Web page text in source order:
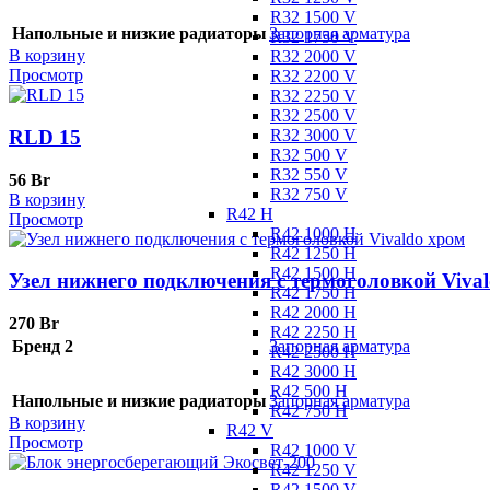
R32 1500 V
R32 1750 V
R32 2000 V
R32 2200 V
R32 2250 V
R32 2500 V
R32 3000 V
R32 500 V
R32 550 V
R32 750 V
R42 H
R42 1000 H
R42 1250 H
R42 1500 H
R42 1750 H
R42 2000 H
R42 2250 H
R42 2500 H
R42 3000 H
R42 500 H
R42 750 H
R42 V
R42 1000 V
R42 1250 V
Напольные и низкие радиаторыЗапорная арматура
В корзину
Просмотр
RLD 15
56 Br
В корзину
Просмотр
Узел нижнего подключения с термоголовкой
270 Br
Бренд 2
Запорная арматура
Напольные и низкие радиаторыЗапорная арматура
В корзину
Просмотр